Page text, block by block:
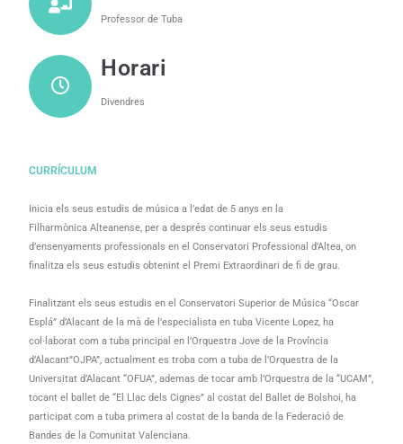
Professor de Tuba
Horari
Divendres
CURRÍCULUM
Inicia els seus estudis de música a l’edat de 5 anys en la
Filharmònica Alteanense, per a després continuar els seus estudis
d’ensenyaments professionals en el Conservatori Professional d’Altea, on
finalitza els seus estudis obtenint el Premi Extraordinari de fi de grau.
Finalitzant els seus estudis en el Conservatori Superior de Música “Oscar
Esplá” d’Alacant de la mà de l’especialista en tuba Vicente Lopez, ha
col·laborat com a tuba principal en l’Orquestra Jove de la Província
d’Alacant”OJPA”, actualment es troba com a tuba de l’Orquestra de la
Universitat d’Alacant “OFUA”, ademas de tocar amb l’Orquestra de la “UCAM”,
tocant el ballet de “El Llac dels Cignes” al costat del Ballet de Bolshoi, ha
participat com a tuba primera al costat de la banda de la Federació de
Bandes de la Comunitat Valenciana.